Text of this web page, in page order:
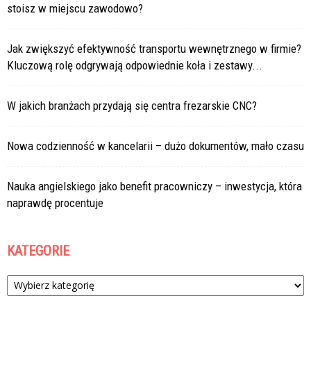
stoisz w miejscu zawodowo?
Jak zwiększyć efektywność transportu wewnętrznego w firmie?
Kluczową rolę odgrywają odpowiednie koła i zestawy...
W jakich branżach przydają się centra frezarskie CNC?
Nowa codzienność w kancelarii – dużo dokumentów, mało czasu
Nauka angielskiego jako benefit pracowniczy – inwestycja, która
naprawdę procentuje
KATEGORIE
Kategorie